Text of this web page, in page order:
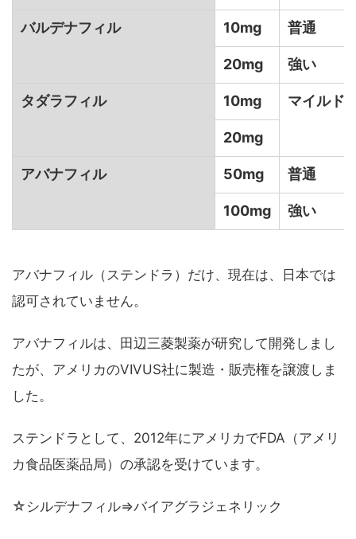
バルデナフィル 10mg 普通
20mg 強い
タダラフィル 10mg マイルド
20mg
アバナフィル 50mg 普通
100mg 強い
アバナフィル（ステンドラ）だけ、現在は、日本では
認可されていません。
アバナフィルは、田辺三菱製薬が研究して開発しまし
たが、アメリカのVIVUS社に製造・販売権を譲渡しま
した。
ステンドラとして、2012年にアメリカでFDA（アメリ
カ食品医薬品局）の承認を受けています。
☆シルデナフィル⇒バイアグラジェネリック